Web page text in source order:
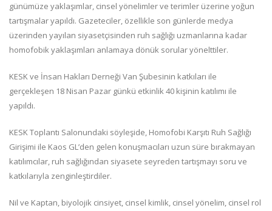
günümüze yaklaşımlar, cinsel yönelimler ve terimler üzerine yoğun
tartışmalar yapıldı. Gazeteciler, özellikle son günlerde medya
üzerinden yayılan siyasetçisinden ruh sağlığı uzmanlarına kadar
homofobik yaklaşımları anlamaya dönük sorular yönelttiler.
KESK ve İnsan Hakları Derneği Van Şubesinin katkıları ile
gerçekleşen 18 Nisan Pazar günkü etkinlik 40 kişinin katılımı ile
yapıldı.
KESK Toplantı Salonundaki söyleşide, Homofobi Karşıtı Ruh Sağlığı
Girişimi ile Kaos GL’den gelen konuşmacıları uzun süre bırakmayan
katılımcılar, ruh sağlığından siyasete seyreden tartışmayı soru ve
katkılarıyla zenginleştirdiler.
Nil ve Kaptan, biyolojik cinsiyet, cinsel kimlik, cinsel yönelim, cinsel rol